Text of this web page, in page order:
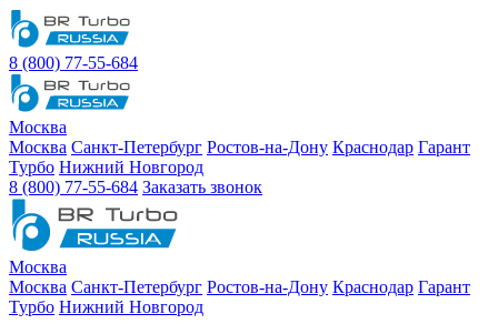
8 (800) 77-55-684
Москва
Москва Санкт-Петербург Ростов-на-Дону Краснодар Гарант
Турбо Нижний Новгород
8 (800) 77-55-684 Заказать звонок
Москва
Москва Санкт-Петербург Ростов-на-Дону Краснодар Гарант
Турбо Нижний Новгород